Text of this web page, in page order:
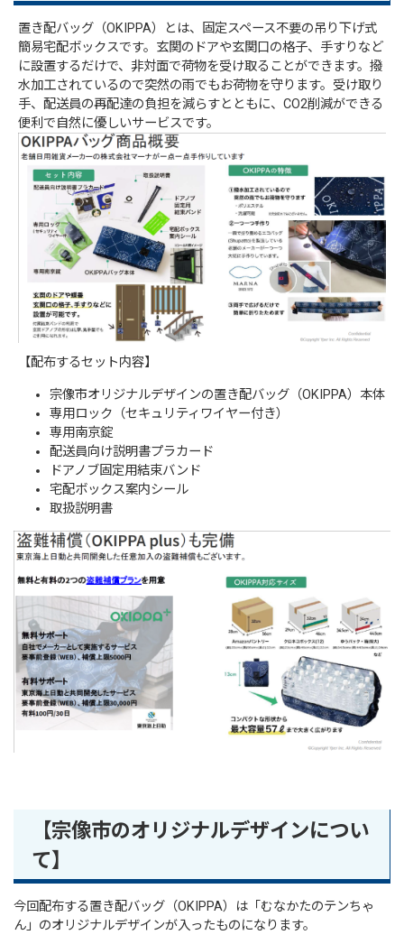
置き配バッグ（OKIPPA）とは、固定スペース不要の吊り下げ式
簡易宅配ボックスです。玄関のドアや玄関口の格子、手すりなど
に設置するだけで、非対面で荷物を受け取ることができます。撥
水加工されているので突然の雨でもお荷物を守ります。受け取り
手、配送員の再配達の負担を減らすとともに、CO2削減ができる
便利で自然に優しいサービスです。
【配布するセット内容】
宗像市オリジナルデザインの置き配バッグ（OKIPPA）本体
専用ロック（セキュリティワイヤー付き）
専用南京錠
配送員向け説明書プラカード
ドアノブ固定用結束バンド
宅配ボックス案内シール
取扱説明書
【宗像市のオリジナルデザインについ
て】
今回配布する置き配バッグ（OKIPPA）は「むなかたのテンちゃ
ん」のオリジナルデザインが入ったものになります。